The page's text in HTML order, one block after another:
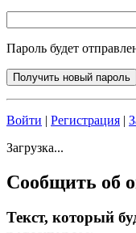
Пароль будет
Войти | Регистрация |
Загрузка...
Сообщить об
Текст, который